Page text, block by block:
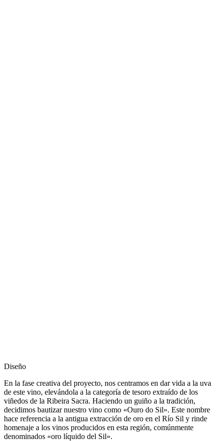
Diseño
En la fase creativa del proyecto, nos centramos en dar vida a la uva
de este vino, elevándola a la categoría de tesoro extraído de los
viñedos de la Ribeira Sacra. Haciendo un guiño a la tradición,
decidimos bautizar nuestro vino como «Ouro do Sil». Este nombre
hace referencia a la antigua extracción de oro en el Río Sil y rinde
homenaje a los vinos producidos en esta región, comúnmente
denominados «oro líquido del Sil».